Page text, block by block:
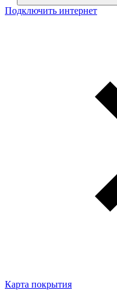
Подключить интернет
Карта покрытия